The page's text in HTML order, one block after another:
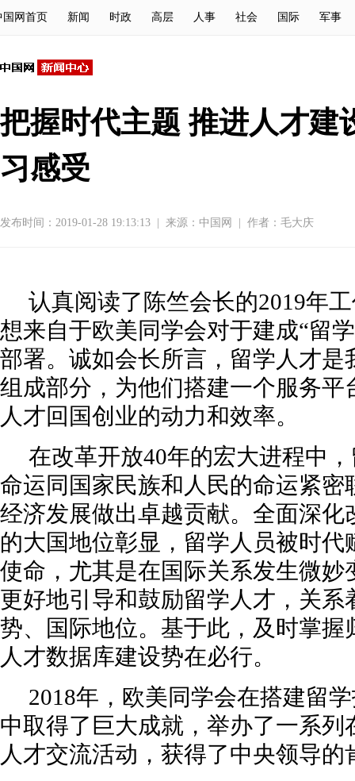
国网首页 新闻 时政 高层 人事 社会 国际 军事
把握时代主题 推进人才
习感受
发布时间：2019-01-28 19:13:13 来源： 中国网 作者：毛大庆
认真阅读了陈竺会长的2019年
想来自于欧美同学会对于建成“留
部署。诚如会长所言，留学人才是
组成部分，为他们搭建一个服务平
人才回国创业的动力和效率。
在改革开放40年的宏大进程中
命运同国家民族和人民的命运紧密
经济发展做出卓越贡献。全面深化
的大国地位彰显，留学人员被时代
使命，尤其是在国际关系发生微妙
更好地引导和鼓励留学人才，关系
势、国际地位。基于此，及时掌握
人才数据库建设势在必行。
2018年，欧美同学会在搭建留
中取得了巨大成就，举办了一系列
人才交流活动，获得了中央领导的